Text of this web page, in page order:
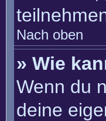
Nach oben
» Wie
Wenn du
deine